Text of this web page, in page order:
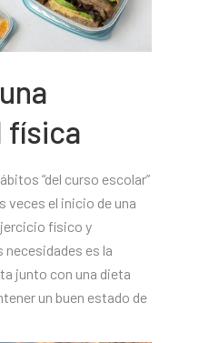
física
“del curso escolar”
veces el inicio de una
físico y
es la
junto con una dieta
un buen estado de